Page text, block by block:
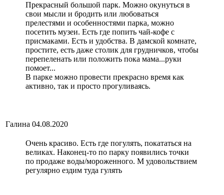
Прекрасный большой парк. Можно окунуться в
свои мысли и бродить или любоваться
прелестями и особенностями парка, можно
посетить музеи. Есть где попить чай-кофе с
присмаками. Есть и удобства. В дамской комнате,
простите, есть даже столик для грудничков, чтобы
перепеленать или положить пока мама...руки
помоет...
В парке можно провести прекрасно время как
активно, так и просто прогуливаясь.
Галина 04.08.2020
Очень красиво. Есть где погулять, покататься на
великах. Наконец-то по парку появились точки
по продаже воды/мороженного. М удовольствием
регулярно ездим туда гулять